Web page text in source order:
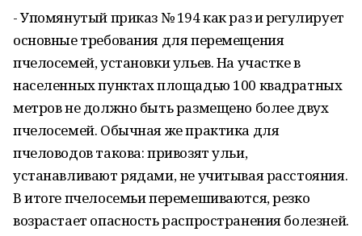
- Упомянутый приказ № 194 как раз и регулирует
основные требования для перемещения
пчелосемей, установки ульев. На участке в
населенных пунктах площадью 100 квадратных
метров не должно быть размещено более двух
пчелосемей. Обычная же практика для
пчеловодов такова: привозят ульи,
устанавливают рядами, не учитывая расстояния.
В итоге пчелосемьи перемешиваются, резко
возрастает опасность распространения болезней.